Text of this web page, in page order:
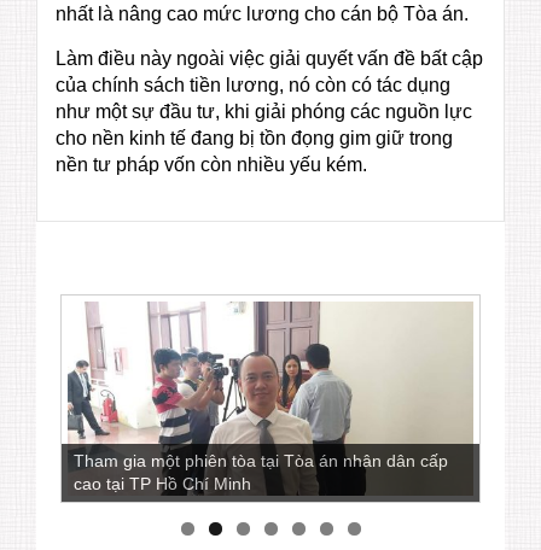
nhất là nâng cao mức lương cho cán bộ Tòa án.
Làm điều này ngoài việc giải quyết vấn đề bất cập
của chính sách tiền lương, nó còn có tác dụng
như một sự đầu tư, khi giải phóng các nguồn lực
cho nền kinh tế đang bị tồn đọng gim giữ trong
nền tư pháp vốn còn nhiều yếu kém.
Tham gia một phiên tòa tại Tòa án nhân dân cấp
cao tại TP Hồ Chí Minh